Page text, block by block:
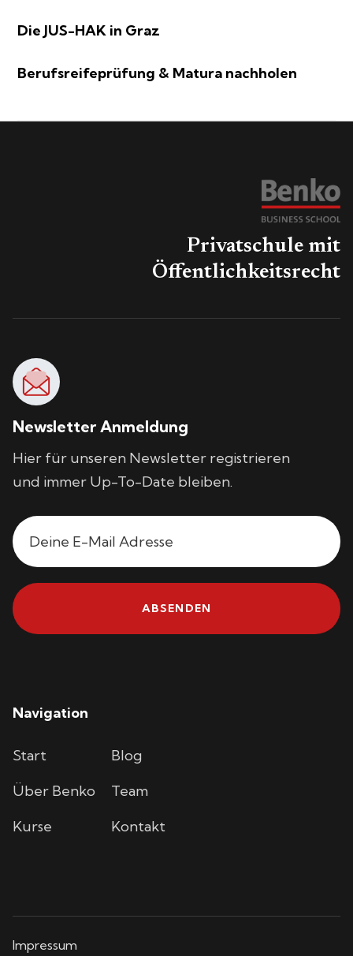
Die JUS-HAK in Graz
Berufsreifeprüfung & Matura nachholen
Privatschule mit
Öffentlichkeitsrecht
Newsletter Anmeldung
Hier für unseren Newsletter registrieren
und immer Up-To-Date bleiben.
Navigation
Start
Über Benko
Kurse
Blog
Team
Kontakt
Impressum